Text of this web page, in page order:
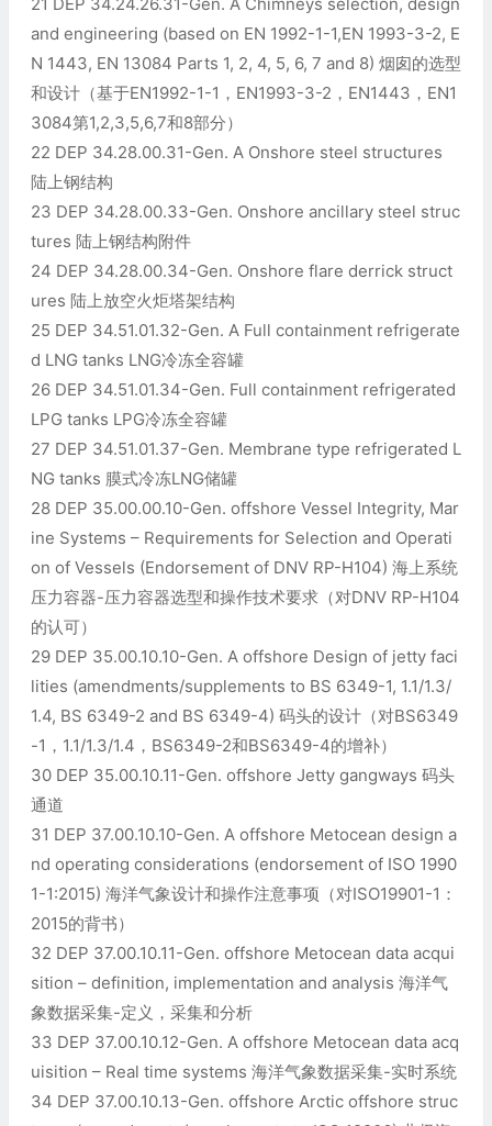
and engineering (based on EN 1992-1-1,EN 1993-3-2, E
N 1443, EN 13084 Parts 1, 2, 4, 5, 6, 7 and 8) 烟囱的选型
和设计（基于EN1992-1-1，EN1993-3-2，EN1443，EN1
3084第1,2,3,5,6,7和8部分）
22 DEP 34.28.00.31-Gen. A Onshore steel structures
陆上钢结构
23 DEP 34.28.00.33-Gen. Onshore ancillary steel struc
tures 陆上钢结构附件
24 DEP 34.28.00.34-Gen. Onshore flare derrick struct
ures 陆上放空火炬塔架结构
25 DEP 34.51.01.32-Gen. A Full containment refrigerate
d LNG tanks LNG冷冻全容罐
26 DEP 34.51.01.34-Gen. Full containment refrigerated
LPG tanks LPG冷冻全容罐
27 DEP 34.51.01.37-Gen. Membrane type refrigerated L
NG tanks 膜式冷冻LNG储罐
28 DEP 35.00.00.10-Gen. offshore Vessel Integrity, Mar
ine Systems – Requirements for Selection and Operati
on of Vessels (Endorsement of DNV RP-H104) 海上系统
压力容器-压力容器选型和操作技术要求（对DNV RP-H104
的认可）
29 DEP 35.00.10.10-Gen. A offshore Design of jetty faci
lities (amendments/supplements to BS 6349-1, 1.1/1.3/
1.4, BS 6349-2 and BS 6349-4) 码头的设计（对BS6349
-1，1.1/1.3/1.4，BS6349-2和BS6349-4的增补）
30 DEP 35.00.10.11-Gen. offshore Jetty gangways 码头
通道
31 DEP 37.00.10.10-Gen. A offshore Metocean design a
nd operating considerations (endorsement of ISO 1990
1-1:2015) 海洋气象设计和操作注意事项（对ISO19901-1：
2015的背书）
32 DEP 37.00.10.11-Gen. offshore Metocean data acqui
sition – definition, implementation and analysis 海洋气
象数据采集-定义，采集和分析
33 DEP 37.00.10.12-Gen. A offshore Metocean data acq
uisition – Real time systems 海洋气象数据采集-实时系统
34 DEP 37.00.10.13-Gen. offshore Arctic offshore struc